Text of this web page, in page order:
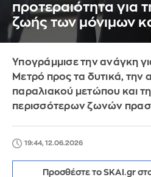
προτεραιότητα για
ζωής των μόνιμων
Υπογράμμισε την ανάγκη
Μετρό προς τα δυτικά, την
παραλιακού μετώπου και
περισσότερων ζωνών
19:44, 12.06.2026
Προσθέστε το SKAI.gr